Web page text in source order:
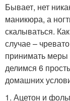
Бывает, нет
маникюра, а
скалываться.
случае –
принимать меры
делимся 6
домашних
1. Ацетон и